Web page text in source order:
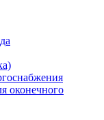
оконечного